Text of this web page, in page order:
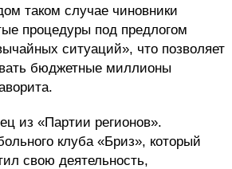
таком случае чиновники
процедуры под предлогом
ситуаций», что позволяет
бюджетные миллионы
из «Партии регионов».
клуба «Бриз», который
свою деятельность,